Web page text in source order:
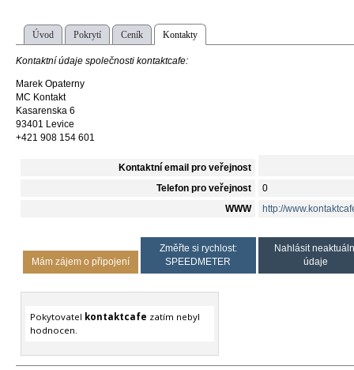
Úvod Pokrytí Ceník Kontakty
Kontaktní údaje společnosti kontaktcafe:
Marek Opaterny
MC Kontakt
Kasarenska 6
93401 Levice
+421 908 154 601
Kontaktní email pro veřejnost
Telefon pro veřejnost 0
WWW http://
Mám zájem o připojení
Změřte si rychlost:
SPEEDMETER
Nahlásit
údaje
Pokytovatel kontaktcafe zatím nebyl
hodnocen.